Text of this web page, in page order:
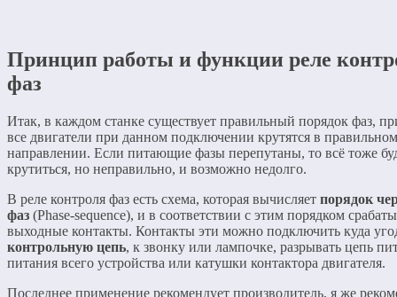
Принцип работы и функции реле
фаз
Итак, в каждом станке существует правильный порядок фаз,
все двигатели при данном подключении крутятся в правильном
направлении. Если питающие фазы перепутаны, то всё тоже
крутиться, но неправильно, и возможно недолго.
В реле контроля фаз есть схема, которая вычисляет порядок
фаз (Phase-sequence), и в соответствии с этим порядком
выходные контакты. Контакты эти можно подключить куда
контрольную цепь, к звонку или лампочке, разрывать цепь
питания всего устройства или катушки контактора двигателя.
Последнее применение рекомендует производитель, я же